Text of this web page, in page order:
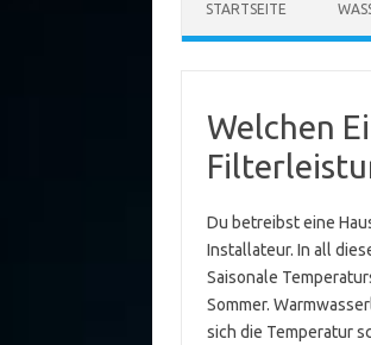
STARTSEITE
Welchen
Du betreibst eine
Installateur. In all
Saisonale
Sommer.
sich die Temperatur